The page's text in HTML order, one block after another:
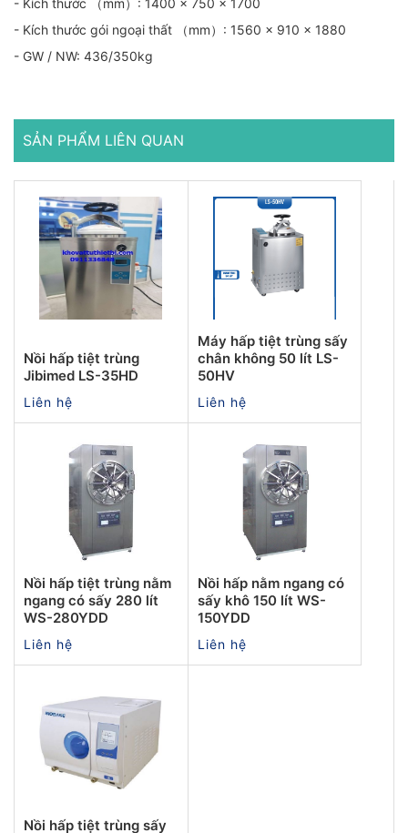
- Kích thước gói ngoại thất （mm）: 1560 × 910 × 1880
- GW / NW: 436/350kg
SẢN PHẨM LIÊN QUAN
Nồi hấp tiệt trùng
Jibimed LS-35HD
Liên hệ
Máy hấp tiệt trùng sấy
chân không 50 lít LS-
50HV
Liên hệ
Nồi hấp tiệt trùng nằm
ngang có sấy 280 lít
WS-280YDD
Liên hệ
Nồi hấp nằm ngang có
sấy khô 150 lít WS-
150YDD
Liên hệ
Nồi hấp tiệt trùng sấy